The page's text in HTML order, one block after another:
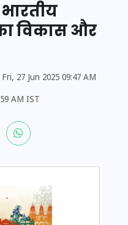
का विकास और
Fri, 27 Jun 2025 09:47 AM
AM IST